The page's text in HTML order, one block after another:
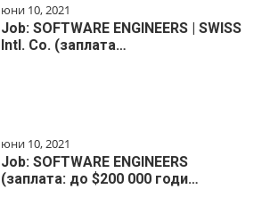
юни 10, 2021
Job: SOFTWARE ENGINEERS | SWISS
Intl. Co. (заплата…
юни 10, 2021
Job: SOFTWARE ENGINEERS
(заплата: до $200 000 годи…